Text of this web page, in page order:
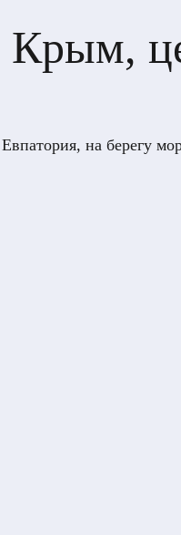
Крым,
на берегу